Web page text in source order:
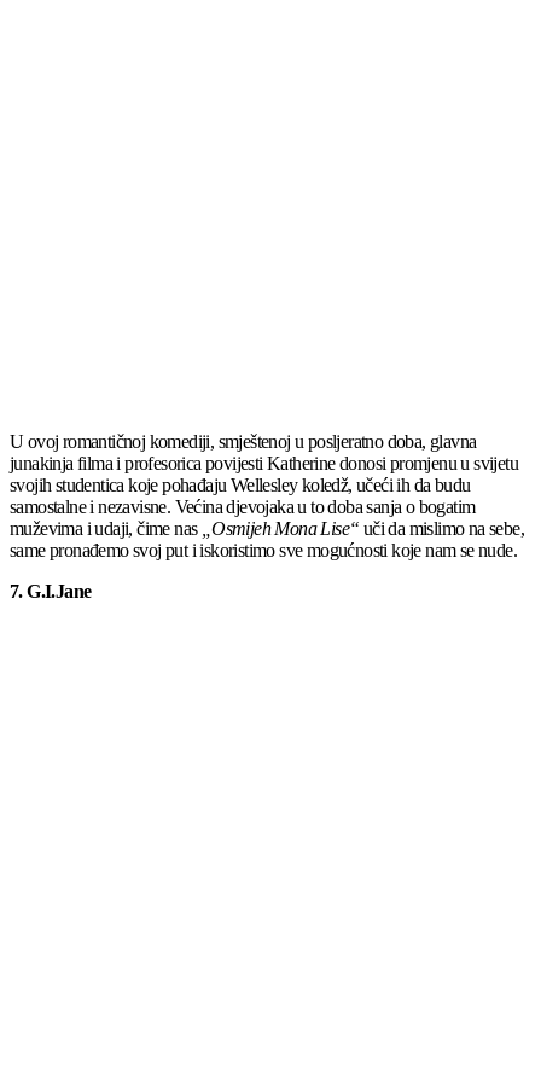
U ovoj romantičnoj komediji, smještenoj u posljeratno doba, glavna
junakinja filma i profesorica povijesti Katherine donosi promjenu u svijetu
svojih studentica koje pohađaju Wellesley koledž, učeći ih da budu
samostalne i nezavisne. Većina djevojaka u to doba sanja o bogatim
muževima i udaji, čime nas
„Osmijeh Mona Lise“ uči da mislimo na sebe,
same pronađemo svoj put i iskoristimo sve mogućnosti koje nam se nude.
7. G.I.Jane